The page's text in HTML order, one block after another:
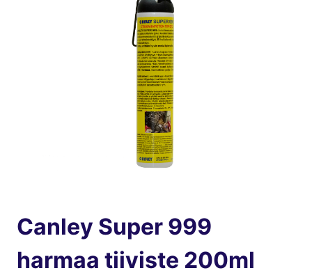
Canley Super 999
harmaa tiiviste 200ml